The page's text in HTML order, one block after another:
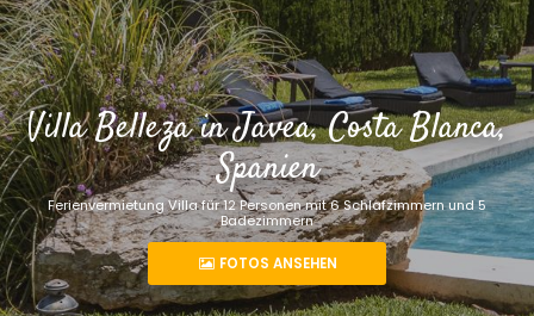
Villa Belleza in Javea, Costa Blanca,
Spanien
Ferienvermietung Villa für 12 Personen mit 6 Schlafzimmern und 5
Badezimmern
FOTOS ANSEHEN